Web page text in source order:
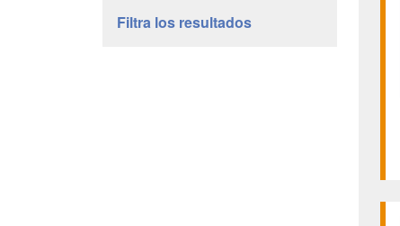
Filtra los resultados